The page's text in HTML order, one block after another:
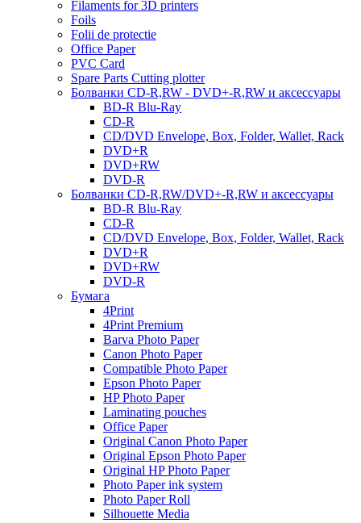
Filaments for 3D printers
Foils
Folii de protectie
Office Paper
PVC Card
Spare Parts Cutting plotter
Болванки CD-R,RW - DVD+-R,RW и аксессуары
BD-R Blu-Ray
CD-R
CD/DVD Envelope, Box, Folder, Wallet, Rack
DVD+R
DVD+RW
DVD-R
Болванки CD-R,RW/DVD+-R,RW и аксессуары
BD-R Blu-Ray
CD-R
CD/DVD Envelope, Box, Folder, Wallet, Rack
DVD+R
DVD+RW
DVD-R
Бумага
4Print
4Print Premium
Barva Photo Paper
Canon Photo Paper
Compatible Photo Paper
Epson Photo Paper
HP Photo Paper
Laminating pouches
Office Paper
Original Canon Photo Paper
Original Epson Photo Paper
Original HP Photo Paper
Photo Paper ink system
Photo Paper Roll
Silhouette Media